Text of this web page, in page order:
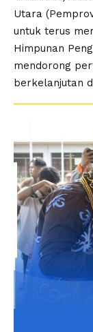
Utara
untuk terus
Himpunan
mendorong
berkelanjutan